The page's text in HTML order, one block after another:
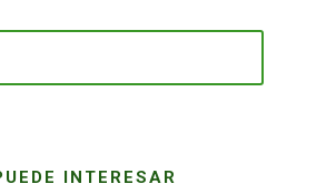
INTERESAR
CONDICIONES